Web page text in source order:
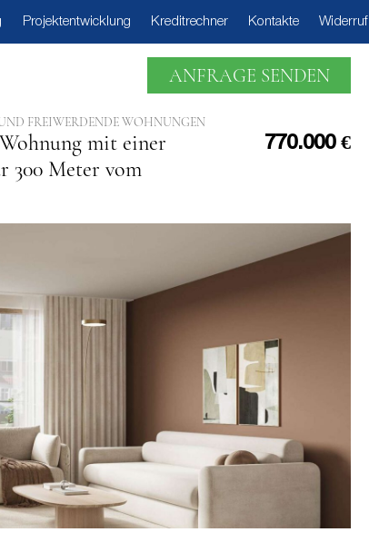
Projektentwicklung Kreditrechner Kontakte Widerruf
ANFRAGE SENDEN
FREIWERDENDE WOHNUNGEN
mit einer
300 Meter vom
770.000 €